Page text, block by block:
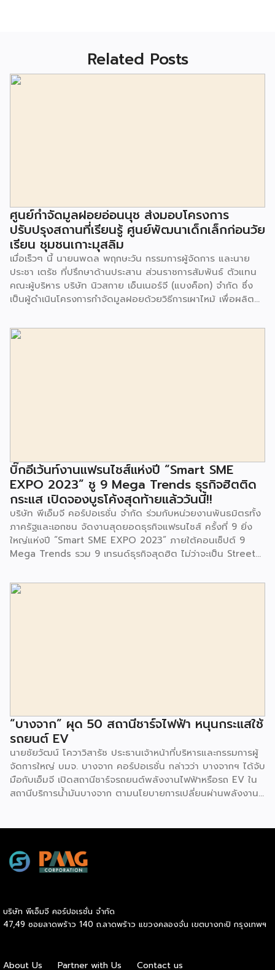
Related Posts
ศูนย์กำจัดมูลฝอยอ่อนนุช ส่งมอบโครงการ
ปรับปรุงสถานที่เรียนรู้ ศูนย์พัฒนาเด็กเล็กก่อนวัย
เรียน ชุมชนเกาะมุสลิม
เมื่อเร็วๆ นี้ นายนพดล พฤกษะวัน กรรมการผู้จัดการ และนาย
ประชา เตรัช ที่ปรึกษาด้านประสาน ส่วนราชการสัมพันธ์ ตัวแทน
คณะผู้บริหาร บริษัท นิวสกาย เอ็นเนอร์จี (แบงค็อก) จํากัด ซึ่ง
เป็นผู้ดำเนินโครงการกำจัดมูลฝอยด้วยวิธีการเผาไหม้ เพื่อผลิต
มูลฝอยอ่อนนุช เป็นประธานในพิธีส่งมอบโครงการปรับปรุงสถาน
ที่เรียนรู้ ศูนย์พัฒนาเด็กเล็ก ก่อนวัยเรียน ชุมชนเกาะมุสลิม แขวง
จนประชาชนในชุมชนและพื้นที่ใกล้เคียง รวมถึงคณะครู ผู้ปกครอง
และนักเรียนจากศูนย์พัฒนาเด็กเล็กก่อนวัยเรียน ชุมชนเกาะมุสลิม
ร่วมเป็นเกียรติในพิธีดังกล่าว โครงการกำจัดมูลฝอยด้วยวิธีการ
เผาไหม้ฯ ยังมีกิจกรรมเพื่อสังคมหรือ CSR อื่นๆ อีกมากมาย กับ
ชุมชนรอบๆ พื้นที่โครงการอย่างต่อเนื่อง อาทิ การลงพื้นที่
ประชาสัมพันธ์ […]
บิ๊กอีเว้นท์งานแฟรนไชส์แห่งปี “Smart SME
EXPO 2023” ชู 9 Mega Trends ธุรกิจฮิตติด
กระแส เปิดจองบูธโค้งสุดท้ายแล้ววันนี้!!
บริษัท พีเอ็มจี คอร์ปอเรชั่น จำกัด ร่วมกับหน่วยงานพันธมิตรทั้ง
ภาครัฐและเอกชน จัดงานสุดยอดธุรกิจแฟรนไชส์ ครั้งที่ 9 ยิ่ง
ใหญ่แห่งปี “Smart SME EXPO 2023” ภายใต้คอนเซ็ปต์ 9
Mega Trends รวม 9 เทรนด์ธุรกิจสุดฮิต ไม่ว่าจะเป็น Street
Trends, Coffee & Beverage Trends, Education Trends,
Health & Wellness Trends, E-Commerce Trends,
“บางจาก” ผุด 50 สถานีชาร์จไฟฟ้า หนุนกระแสใช้
รถยนต์ EV
นายชัยวัฒน์ โควาวิสารัช ประธานเจ้าหน้าที่บริหารและกรรมการผู้
จัดการใหญ่ บมจ. บางจาก คอร์ปอเรชั่น กล่าวว่า บางจากฯ ได้จับ
มือกับเอ็มจี เปิดสถานีชาร์จรถยนต์พลังงานไฟฟ้าหรือรถ EV ใน
สถานีบริการน้ำมันบางจาก ตามนโยบายการเปลี่ยนผ่านพลังงาน
สถานีบริการน้ำมันบางจากมีสถานีชาร์จรถ EV ทั้งในกรุงเทพฯ
และต่างจังหวัด ครอบคลุมทั่วประเทศ .โดยความร่วมมือครั้งนี้
สถานีชาร์จรถยนต์ไฟฟ้า “MG Super Charge” ในสถานีบริการ
น้ำมันบางจาก ครอบคลุมทั้งในเขตกรุงเทพฯ นนทบุรีและ
บริษัท พีเอ็มจี คอร์ปอเรชั่น จำกัด
47,49 ซอยลาดพร้าว 140 ถ.ลาดพร้าว แขวงคลองจั่น เขตบางกะปิ กรุงเทพฯ
About Us Partner with Us Contact us